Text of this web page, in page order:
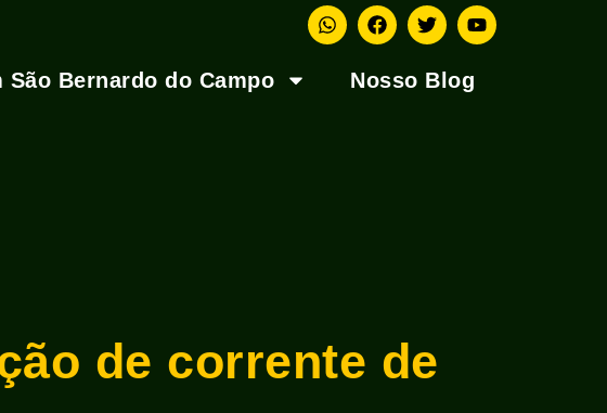
Bernardo do Campo Nosso Blog
de corrente de